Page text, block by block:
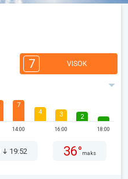
7 VISOK
7
14:00
4 3
16:00
2
18:00
19:52 36° maks